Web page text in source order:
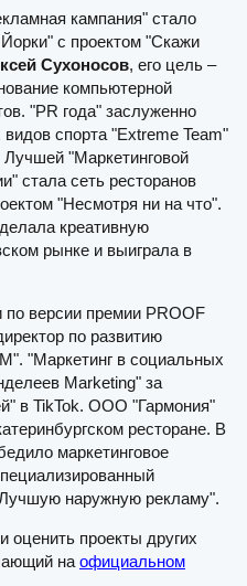
кампания" стало
Йорки" с проектом "Скажи
Сухоносов, его цель –
компьютерной
"PR года" заслуженно
спорта "Extreme Team"
"Маркетинговой
стала сеть ресторанов
"Несмотря ни на что".
креативную
рынке и выиграла в
версии премии PROOF
по развитию
"Маркетинг в социальных
Marketing" за
в TikTok. ООО "Гармония"
ресторане. В
маркетинговое
наружную рекламу".
оценить проекты других
на официальном